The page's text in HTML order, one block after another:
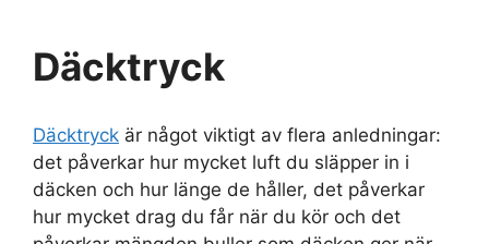
Däcktryck
Däcktryck är något viktigt av flera anledningar:
det påverkar hur mycket luft du släpper in i
däcken och hur länge de håller, det påverkar
hur mycket drag du får när du kör och det